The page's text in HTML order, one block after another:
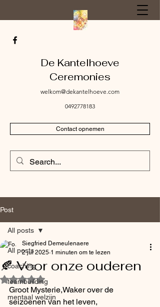
De Kantelhoeve
Ceremonies
welkom@dekantelhoeve.com
0492778183
Contact opnemen
Post
All posts
coaching
teambuilding
mentaal welzijn
All posts
🍂 Voor onze ouderen
Siegfried Demeulenaere
2 jul 2025 1 minuten om te lezen
Beoordeeld met NaN uit 5 sterren.
Groot Mysterie,Waker over de
seizoenen van het leven,